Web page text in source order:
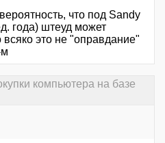
что под Sandy
года) штеуд может
всяко это не "оправдание"
компьютера на базе